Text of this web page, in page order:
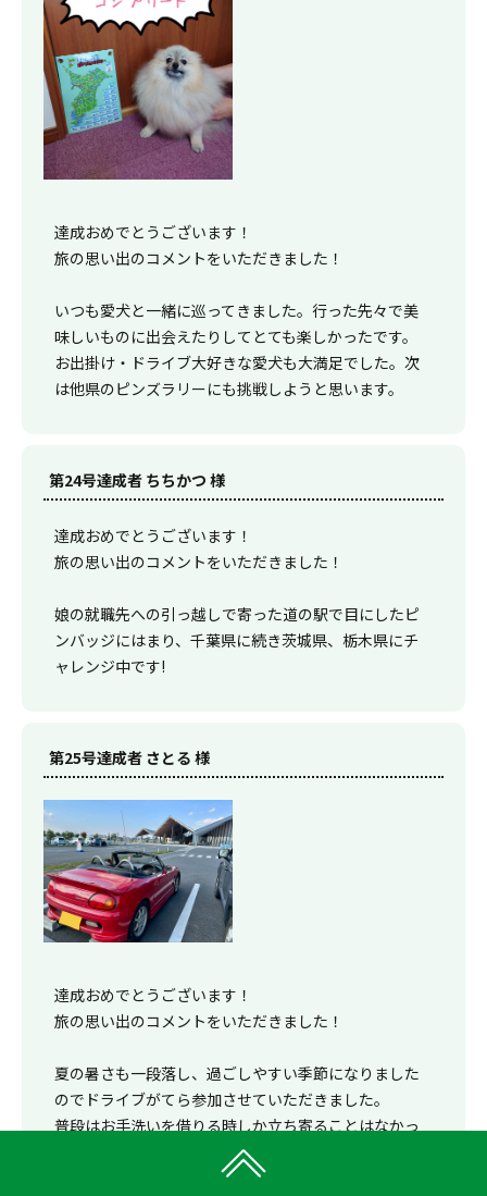
達成おめでとうございます！
旅の思い出のコメントをいただきました！
いつも愛犬と一緒に巡ってきました。行った先々で美
味しいものに出会えたりしてとても楽しかったです。
お出掛け・ドライブ大好きな愛犬も大満足でした。次
は他県のピンズラリーにも挑戦しようと思います。
第24号達成者 ちちかつ 様
達成おめでとうございます！
旅の思い出のコメントをいただきました！
娘の就職先への引っ越しで寄った道の駅で目にしたピ
ンバッジにはまり、千葉県に続き茨城県、栃木県にチ
ャレンジ中です!
第25号達成者 さとる 様
達成おめでとうございます！
旅の思い出のコメントをいただきました！
夏の暑さも一段落し、過ごしやすい季節になりました
のでドライブがてら参加させていただきました。
普段はお手洗いを借りる時しか立ち寄ることはなかっ
たのですが、地元の美味しいグルメや特産品に出会う